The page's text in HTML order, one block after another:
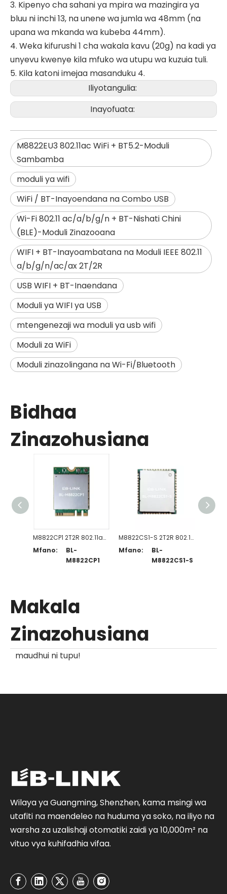
3. Kipenyo cha sahani ya mpira wa mazingira ya
bluu ni inchi 13, na unene wa jumla wa 48mm (na
upana wa mkanda wa kubeba 44mm).
4. Weka kifurushi 1 cha wakala kavu (20g) na kadi ya
unyevu kwenye kila mfuko wa utupu wa kuzuia tuli.
5. Kila katoni imejaa masanduku 4.
Iliyotangulia:
Inayofuata:
M8822EU3 802.11ac WiFi + BT5.2-Moduli
Sambamba
moduli ya wifi
WiFi / BT-Inayoendana na Combo USB
Wi-Fi 802.11 ac/a/b/g/n + BT-Nishati Chini
(BLE)-Moduli Zinazooana
WIFI + BT-Inayoambatana na Moduli IEEE 802.11
a/b/g/n/ac/ax 2T/2R
USB WIFI + BT-Inaendana
Moduli ya WIFI ya USB
mtengenezaji wa moduli ya usb wifi
Moduli za WiFi
Moduli zinazolingana na Wi-Fi/Bluetooth
Bidhaa
Zinazohusiana
M8822CP1 2T2R 802.11a/b/g/n/ac WiFi + BT5.0-Moduli Inavyoendana
Mfano:
BL-
M8822CP1
M8822CS1-S 2T2R 802.11a/b/g/n/ac WiFi + BT5.0-Moduli Inavyoendana
Mfano:
BL-
M8822CS1-S
Makala
Zinazohusiana
maudhui ni tupu!
Wilaya ya Guangming, Shenzhen, kama msingi wa
utafiti na maendeleo na huduma ya soko, na iliyo na
warsha za uzalishaji otomatiki zaidi ya 10,000m² na
vituo vya kuhifadhia vifaa.